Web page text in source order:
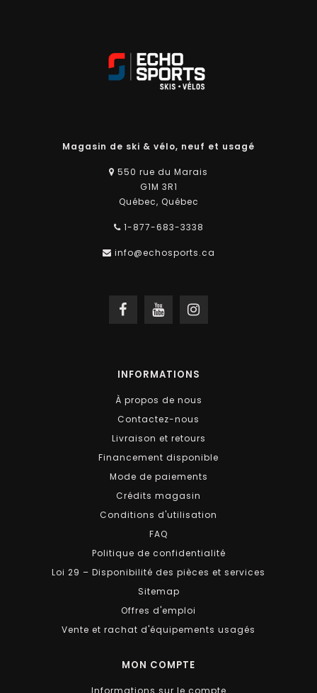
Magasin de ski & vélo, neuf et usagé
550 rue du Marais
G1M 3R1
Québec, Québec
1-877-683-3338
info@echosports.ca
INFORMATIONS
À propos de nous
Contactez-nous
Livraison et retours
Financement disponible
Mode de paiements
Crédits magasin
Conditions d'utilisation
FAQ
Politique de confidentialité
Loi 29 – Disponibilité des pièces et services
Sitemap
Offres d'emploi
Vente et rachat d'équipements usagés
MON COMPTE
Informations sur le compte